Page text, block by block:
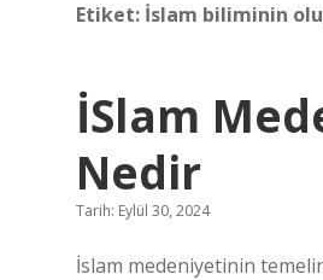
Etiket: İslam biliminin
İSlam
Nedir
Tarih: Eylül 30, 2024
İslam medeniyetinin